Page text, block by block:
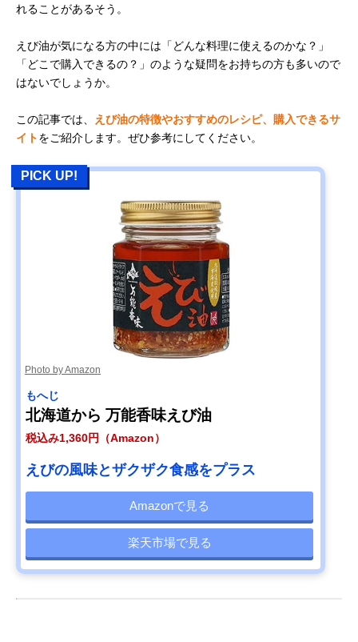
れることがあるそう。
えび油が気になる方の中には「どんな料理に使えるのかな？」
「どこで購入できるの？」のような疑問をお持ちの方も多いので
はないでしょうか。
この記事では、
えび油の特徴やおすすめのレシピ、購入できるサ
イトをご紹介します。ぜひ参考にしてください。
PICK UP!
Photo by Amazon
もへじ
北海道から 万能香味えび油
税込み1,360円（Amazon）
えびの風味とザクザク食感をプラス
Amazonで見る
楽天市場で見る